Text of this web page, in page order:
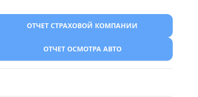
ОТЧЕТ СТРАХОВОЙ КОМПАНИИ
ОТЧЕТ ОСМОТРА АВТО